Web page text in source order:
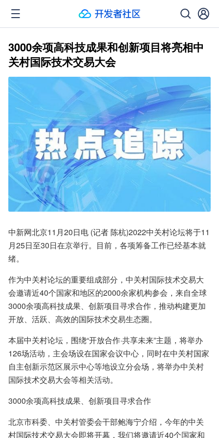
3000余项高科技成果和创新项目将亮相中
关村国际技术交易大会
中新网北京11月20日电 (记者 陈杭)2022中关村论坛将于11
月25日至30日在京举行。目前，各项筹备工作已经基本就
绪。
作为中关村论坛的重要组成部分，中关村国际技术交易大
会邀请近40个国家和地区的2000余家机构参会，来自全球
3000余项高科技成果、创新项目寻求合作，推动构建更加
开放、活跃、高效的国际技术交易生态圈。
本届中关村论坛，围绕“开放合作·共享未来”主题，将举办
126场活动，主会场设在国家会议中心，同时在中关村国家
自主创新示范区展示中心等地设立分会场，将举办中关村
国际技术交易大会等相关活动。
3000余项高科技成果、创新项目寻求合作
北京市科委、中关村管委会干部鲍海宁介绍，今年的中关
村国际技术交易大会即将开幕，我们将邀请近40个国家和